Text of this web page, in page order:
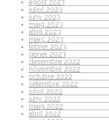
agost 2023
juliol 2023
juny 2023
maig 2023
abril 2023
març 2023
febrer 2023
gener 2023
desembre 2022
novembre 2022
octubre 2022
setembre 2022
juliol 2022
juny 2022
maig 2022
abril 2022